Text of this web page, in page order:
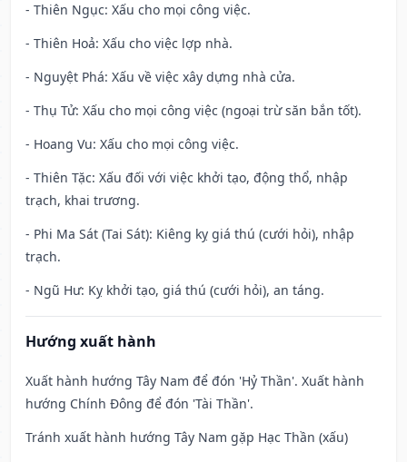
- Thiên Ngục: Xấu cho mọi công việc.
- Thiên Hoả: Xấu cho việc lợp nhà.
- Nguyệt Phá: Xấu về việc xây dựng nhà cửa.
- Thụ Tử: Xấu cho mọi công việc (ngoại trừ săn bắn tốt).
- Hoang Vu: Xấu cho mọi công việc.
- Thiên Tặc: Xấu đối với việc khởi tạo, động thổ, nhập
trạch, khai trương.
- Phi Ma Sát (Tai Sát): Kiêng kỵ giá thú (cưới hỏi), nhập
trạch.
- Ngũ Hư: Kỵ khởi tạo, giá thú (cưới hỏi), an táng.
Hướng xuất hành
Xuất hành hướng Tây Nam để đón 'Hỷ Thần'. Xuất hành
hướng Chính Đông để đón 'Tài Thần'.
Tránh xuất hành hướng Tây Nam gặp Hạc Thần (xấu)